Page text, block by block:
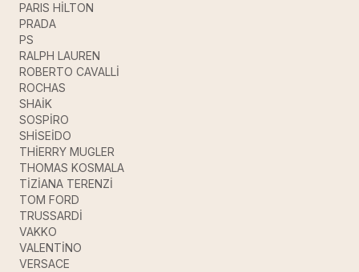
PARIS HİLTON
PRADA
PS
RALPH LAUREN
ROBERTO CAVALLİ
ROCHAS
SHAİK
SOSPİRO
SHİSEİDO
THİERRY MUGLER
THOMAS KOSMALA
TİZİANA TERENZİ
TOM FORD
TRUSSARDİ
VAKKO
VALENTİNO
VERSACE